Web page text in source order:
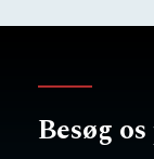
Besøg